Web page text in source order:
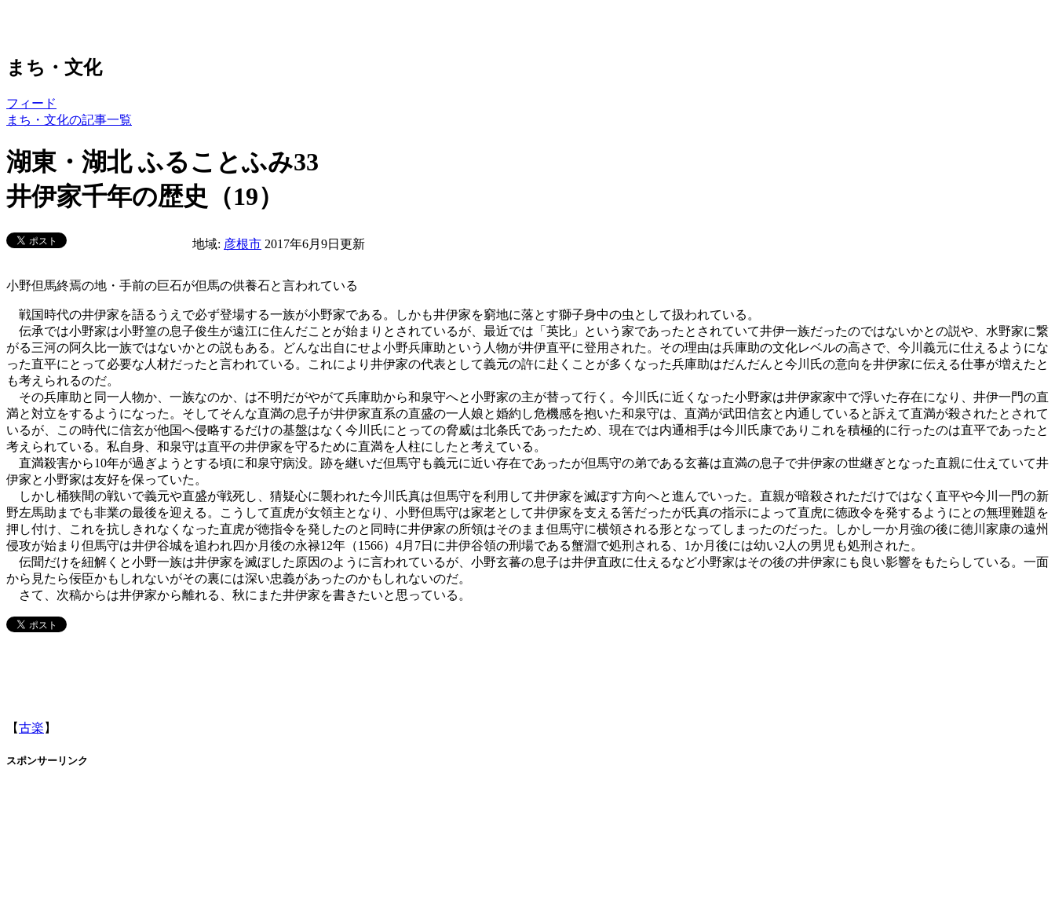
まち・文化
フィード
まち・文化の記事一覧
湖東・湖北 ふることふみ33
井伊家千年の歴史（19）
地域: 彦根市 2017年6月9日更新
小野但馬終焉の地・手前の巨石が但馬の供養石と言われている
戦国時代の井伊家を語るうえで必ず登場する一族が小野家である。しかも井伊家を窮地に落とす獅子身中の虫として扱われている。
伝承では小野家は小野篁の息子俊生が遠江に住んだことが始まりとされているが、最近では「英比」という家であったとされていて井伊一族だったのではないかとの説や、水野家に繋
がる三河の阿久比一族ではないかとの説もある。どんな出自にせよ小野兵庫助という人物が井伊直平に登用された。その理由は兵庫助の文化レベルの高さで、今川義元に仕えるようにな
った直平にとって必要な人材だったと言われている。これにより井伊家の代表として義元の許に赴くことが多くなった兵庫助はだんだんと今川氏の意向を井伊家に伝える仕事が増えたと
も考えられるのだ。
その兵庫助と同一人物か、一族なのか、は不明だがやがて兵庫助から和泉守へと小野家の主が替って行く。今川氏に近くなった小野家は井伊家家中で浮いた存在になり、井伊一門の直
満と対立をするようになった。そしてそんな直満の息子が井伊家直系の直盛の一人娘と婚約し危機感を抱いた和泉守は、直満が武田信玄と内通していると訴えて直満が殺されたとされて
いるが、この時代に信玄が他国へ侵略するだけの基盤はなく今川氏にとっての脅威は北条氏であったため、現在では内通相手は今川氏康でありこれを積極的に行ったのは直平であったと
考えられている。私自身、和泉守は直平の井伊家を守るために直満を人柱にしたと考えている。
直満殺害から10年が過ぎようとする頃に和泉守病没。跡を継いだ但馬守も義元に近い存在であったが但馬守の弟である玄蕃は直満の息子で井伊家の世継ぎとなった直親に仕えていて井
伊家と小野家は友好を保っていた。
しかし桶狭間の戦いで義元や直盛が戦死し、猜疑心に襲われた今川氏真は但馬守を利用して井伊家を滅ぼす方向へと進んでいった。直親が暗殺されただけではなく直平や今川一門の新
野左馬助までも非業の最後を迎える。こうして直虎が女領主となり、小野但馬守は家老として井伊家を支える筈だったが氏真の指示によって直虎に徳政令を発するようにとの無理難題を
押し付け、これを抗しきれなくなった直虎が徳指令を発したのと同時に井伊家の所領はそのまま但馬守に横領される形となってしまったのだった。しかし一か月強の後に徳川家康の遠州
侵攻が始まり但馬守は井伊谷城を追われ四か月後の永禄12年（1566）4月7日に井伊谷領の刑場である蟹淵で処刑される、1か月後には幼い2人の男児も処刑された。
伝聞だけを紐解くと小野一族は井伊家を滅ぼした原因のように言われているが、小野玄蕃の息子は井伊直政に仕えるなど小野家はその後の井伊家にも良い影響をもたらしている。一面
から見たら佞臣かもしれないがその裏には深い忠義があったのかもしれないのだ。
さて、次稿からは井伊家から離れる、秋にまた井伊家を書きたいと思っている。
【古楽 】
スポンサーリンク